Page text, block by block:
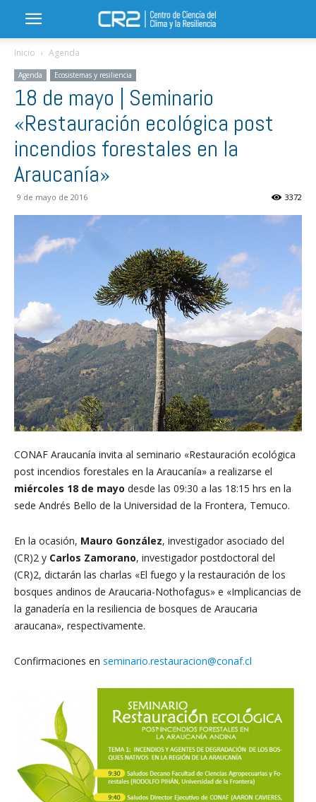
Inicio Agenda
Agenda Ecosistemas y resiliencia
18 de mayo | Seminario
«Restauración ecológica post
incendios forestales en la
Araucanía»
9 de mayo de 2016 3372
CONAF Araucanía invita al seminario «Restauración ecológica
post incendios forestales en la Araucanía» a realizarse el
miércoles 18 de mayo desde las 09:30 a las 18:15 hrs en la
sede Andrés Bello de la Universidad de la Frontera, Temuco.
En la ocasión, Mauro González, investigador asociado del
(CR)2 y Carlos Zamorano, investigador postdoctoral del
(CR)2, dictarán las charlas «El fuego y la restauración de los
bosques andinos de Araucaria-Nothofagus» e «Implicancias de
la ganadería en la resiliencia de bosques de Araucaria
araucana», respectivamente.
Confirmaciones en seminario.restauracion@conaf.cl